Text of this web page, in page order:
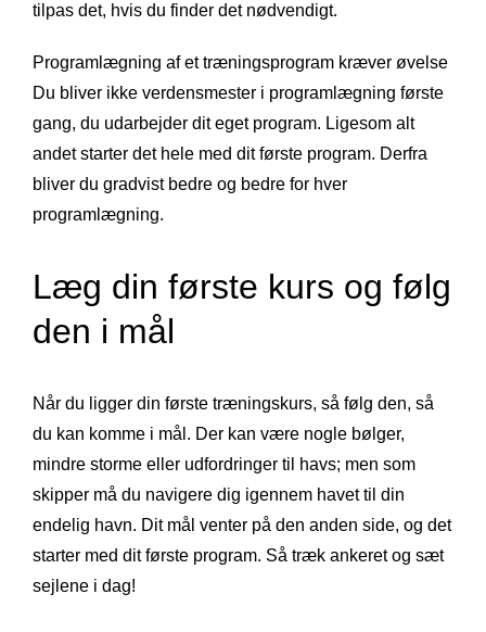
tilpas det, hvis du finder det nødvendigt.
Programlægning af et træningsprogram kræver øvelse
Du bliver ikke verdensmester i programlægning første
gang, du udarbejder dit eget program. Ligesom alt
andet starter det hele med dit første program. Derfra
bliver du gradvist bedre og bedre for hver
programlægning.
Læg din første kurs og følg
den i mål
Når du ligger din første træningskurs, så følg den, så
du kan komme i mål. Der kan være nogle bølger,
mindre storme eller udfordringer til havs; men som
skipper må du navigere dig igennem havet til din
endelig havn. Dit mål venter på den anden side, og det
starter med dit første program. Så træk ankeret og sæt
sejlene i dag!